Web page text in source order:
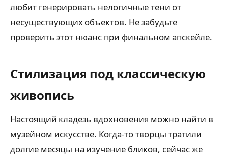
любит генерировать нелогичные тени от
несуществующих объектов. Не забудьте
проверить этот нюанс при финальном апскейле.
Стилизация под классическую
живопись
Настоящий кладезь вдохновения можно найти в
музейном искусстве. Когда-то творцы тратили
долгие месяцы на изучение бликов, сейчас же